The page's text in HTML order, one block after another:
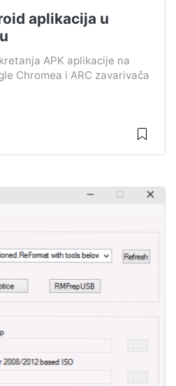
aplikacija u
APK aplikacije na
Chromea i ARC zavarivača